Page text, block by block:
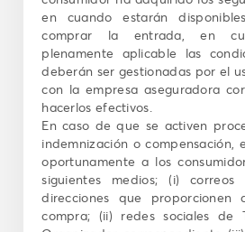
en cuando estarán
comprar la entrada, en
plenamente aplicable las
deberán ser gestionadas por el
con la empresa aseguradora
hacerlos efectivos.
En caso de que se activen
indemnización o compensación,
oportunamente a los
siguientes medios; (i)
direcciones que
compra; (ii) redes sociales de